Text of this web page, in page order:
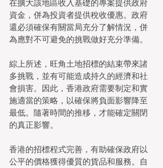
在擴大該地區收入基礎的專案提供政府
資金，併為投資者提供稅收優惠。政府
還必須確保有關當局充分了解情況，併
為應對不可避免的挑戰做好充分準備。
綜上所述，旺角土地招標的結束帶來諸
多挑戰，並有可能造成持久的經濟和社
會損害。因此，香港政府需要制定和實
施適當的策略，以確保將負面影響降至
最低。隨著時間的推移，才能確定關閉
的真正影響。
香港的招標程式完善，有助確保政府以
公平的價格獲得優質的貨品和服務。自